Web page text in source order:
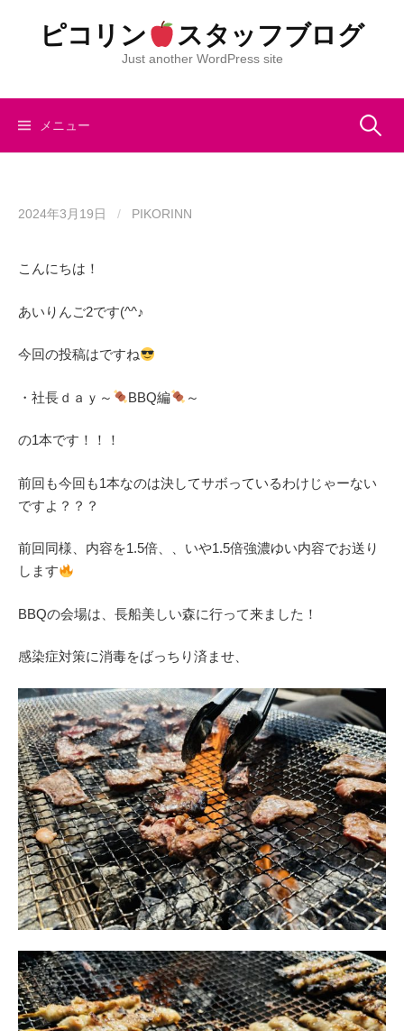
ツ
ピコリン スタッフブログ
Just another WordPress site
メニュー 検
2024年3月19日 / PIKORINN
こんにちは！
あいりんご2です(^^♪
今回の投稿はですね
・社長ｄａｙ～ BBQ編 ～
の1本です！！！
前回も今回も1本なのは決してサボっているわけじゃーない
ですよ？？？
前回同様、内容を1.5倍、、いや1.5倍強濃ゆい内容でお送り
します
BBQの会場は、長船美しい森に行って来ました！
感染症対策に消毒をばっちり済ませ、